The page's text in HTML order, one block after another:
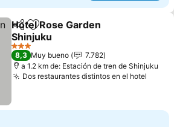
CompartirAgregar a favoritos
Hotel Rose Garden
Shinjuku
Ver precios
3 Estrellas
8,3 Muy bueno
7.782
a 1.2 km de: Estación de tren de Shinjuku
Dos restaurantes distintos en el hotel